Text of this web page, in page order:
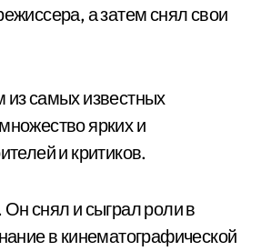
а затем снял свои
из самых известных
ярких и
и критиков.
снял и сыграл роли в
в кинематографической